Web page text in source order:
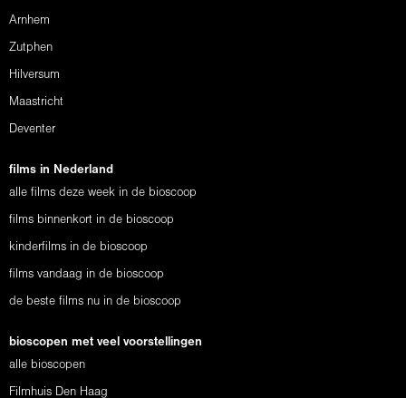
Arnhem
Zutphen
Hilversum
Maastricht
Deventer
films in Nederland
alle films deze week in de bioscoop
films binnenkort in de bioscoop
kinderfilms in de bioscoop
films vandaag in de bioscoop
de beste films nu in de bioscoop
bioscopen met veel voorstellingen
alle bioscopen
Filmhuis Den Haag